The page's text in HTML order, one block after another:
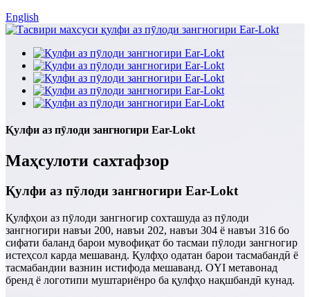
English
Қулфи аз пӯлоди зангногири Ear-Lokt
Маҳсулоти сахтафзор
Қулфи аз пӯлоди зангногири Ear-Lokt
Қулфҳои аз пӯлоди зангногир сохташуда аз пӯлоди
зангногири навъи 200, навъи 202, навъи 304 ё навъи 316 бо
сифати баланд барои мувофиқат бо тасмаи пӯлоди зангногир
истеҳсол карда мешаванд. Қулфҳо одатан барои тасмабандӣ ё
тасмабандии вазнин истифода мешаванд. OYI метавонад
бренд ё логотипи муштариёнро ба қулфҳо нақшбандӣ кунад.